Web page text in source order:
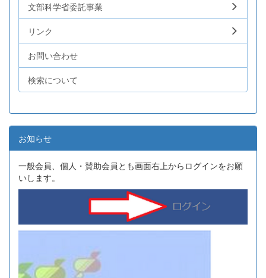
文部科学省委託事業
リンク
お問い合わせ
検索について
お知らせ
一般会員、個人・賛助会員とも画面右上からログインをお願
いします。